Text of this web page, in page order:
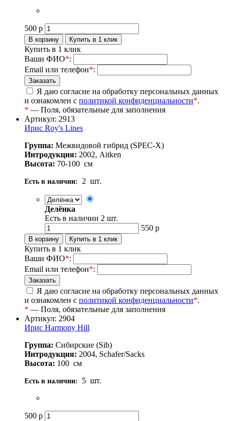
500 р
Купить в 1 клик
Ваши ФИО*:
Email или телефон*:
Я даю согласие на обработку персональных данных
и ознакомлен с политикой конфиденциальности*.
* — Поля, обязательные для заполнения
Артикул: 2913
Ирис Roy's Lines
Группа: Межвидовой гибрид (SPEC-X)
Интродукция: 2002, Aitken
Высота: 70-100 см
Есть в наличии: 2 шт.
Делёнка
Есть в наличии 2 шт.
550 р
Купить в 1 клик
Ваши ФИО*:
Email или телефон*:
Я даю согласие на обработку персональных данных
и ознакомлен с политикой конфиденциальности*.
* — Поля, обязательные для заполнения
Артикул: 2904
Ирис Harmony Hill
Группа: Сибирские (Sib)
Интродукция: 2004, Schafer/Sacks
Высота: 100 см
Есть в наличии: 5 шт.
500 р